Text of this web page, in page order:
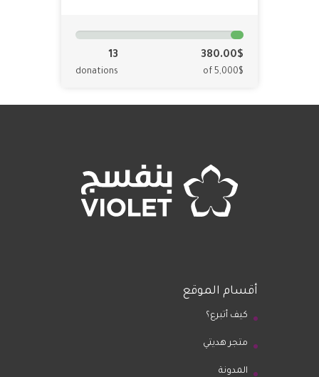
380.00$
of 5,000$
13
donations
أقسام الموقع
كيف أتبرع؟
متجر هديتي
المدونة